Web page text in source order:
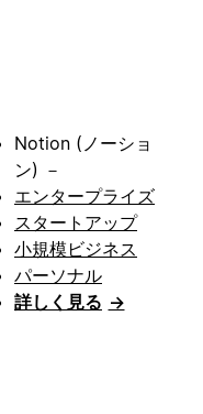
Notion (ノーショ
ン) －
エンタープライズ
スタートアップ
小規模ビジネス
パーソナル
詳しく見る →